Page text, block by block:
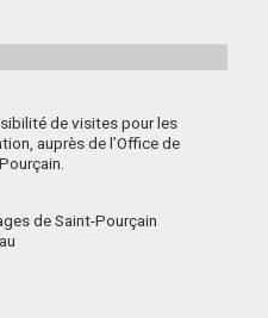
de visites pour les
auprès de l’Office de
de Saint-Pourçain